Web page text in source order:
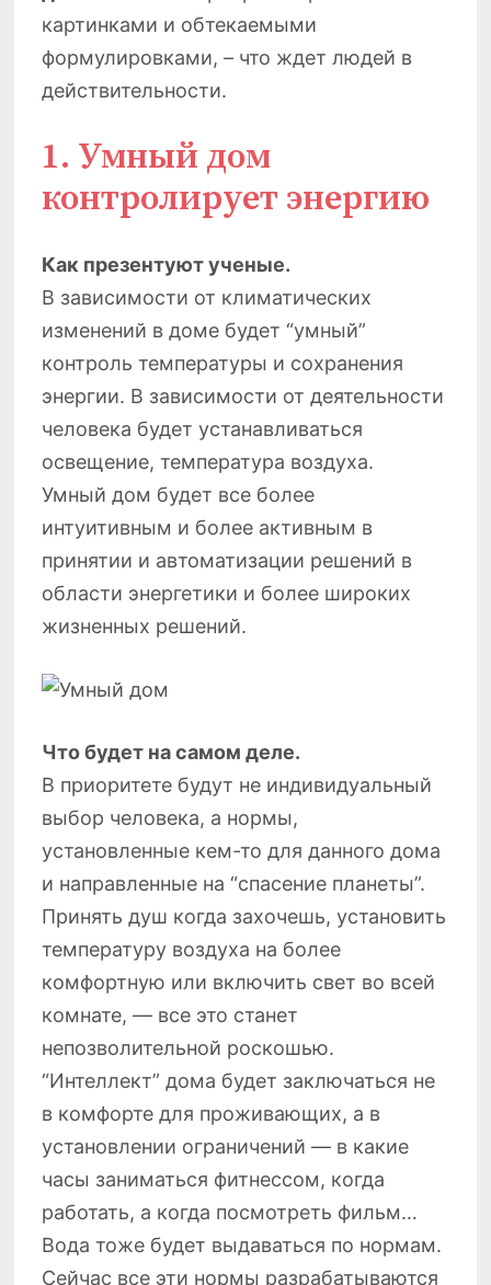
картинками и обтекаемыми
формулировками, – что ждет людей в
действительности.
1. Умный дом
контролирует энергию
Как презентуют ученые.
В зависимости от климатических
изменений в доме будет “умный”
контроль температуры и сохранения
энергии. В зависимости от деятельности
человека будет устанавливаться
освещение, температура воздуха.
Умный дом будет все более
интуитивным и более активным в
принятии и автоматизации решений в
области энергетики и более широких
жизненных решений.
Что будет на самом деле.
В приоритете будут не индивидуальный
выбор человека, а нормы,
установленные кем-то для данного дома
и направленные на “спасение планеты”.
Принять душ когда захочешь, установить
температуру воздуха на более
комфортную или включить свет во всей
комнате, — все это станет
непозволительной роскошью.
“Интеллект” дома будет заключаться не
в комфорте для проживающих, а в
установлении ограничений — в какие
часы заниматься фитнессом, когда
работать, а когда посмотреть фильм…
Вода тоже будет выдаваться по нормам.
Сейчас все эти нормы разрабатываются